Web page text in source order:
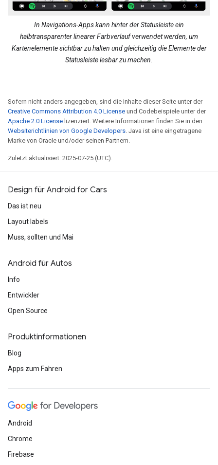
In Navigations-Apps kann hinter der Statusleiste ein
halbtransparenter linearer Farbverlauf verwendet werden, um
Kartenelemente sichtbar zu halten und gleichzeitig die Elemente der
Statusleiste lesbar zu machen.
Sofern nicht anders angegeben, sind die Inhalte dieser Seite unter der
Creative Commons Attribution 4.0 License und Codebeispiele unter der
Apache 2.0 License lizenziert. Weitere Informationen finden Sie in den
Websiterichtlinien von Google Developers . Java ist eine eingetragene
Marke von Oracle und/oder seinen Partnern.
Zuletzt aktualisiert: 2025-07-25 (UTC).
Design für Android for Cars
Das ist neu
Layout labels
Muss, sollten und Mai
Android für Autos
Info
Entwickler
Open Source
Produktinformationen
Blog
Apps zum Fahren
Android
Chrome
Firebase